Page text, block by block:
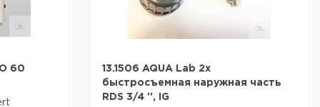
60
13.1506 AQUA Lab 2x
быстросъемная наружная часть
RDS 3/4 '', IG